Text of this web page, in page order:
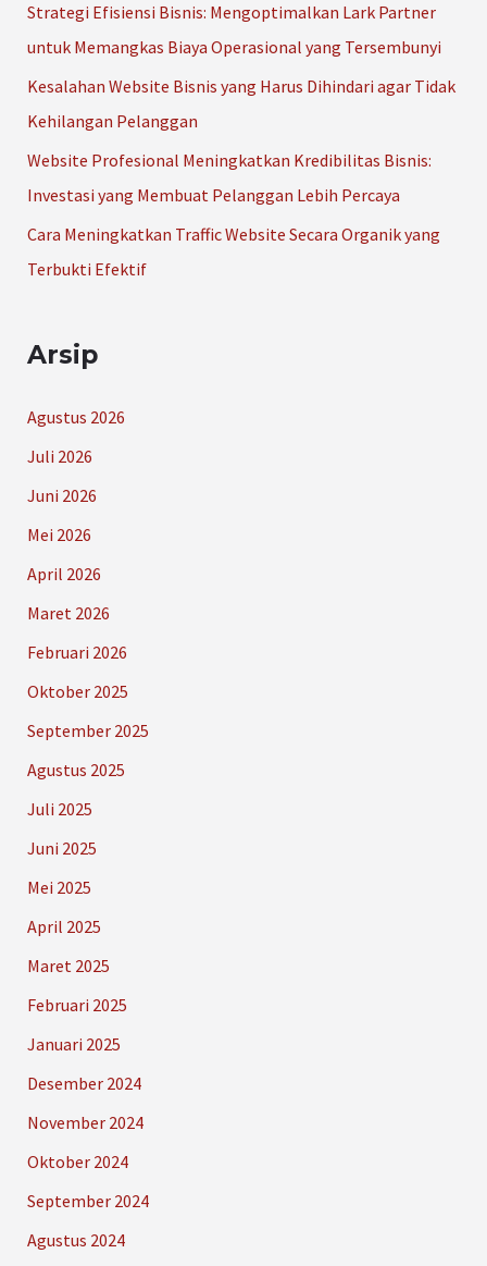
:
Strategi Efisiensi Bisnis: Mengoptimalkan Lark Partner
untuk Memangkas Biaya Operasional yang Tersembunyi
Kesalahan Website Bisnis yang Harus Dihindari agar Tidak
Kehilangan Pelanggan
Website Profesional Meningkatkan Kredibilitas Bisnis:
Investasi yang Membuat Pelanggan Lebih Percaya
Cara Meningkatkan Traffic Website Secara Organik yang
Terbukti Efektif
Arsip
Agustus 2026
Juli 2026
Juni 2026
Mei 2026
April 2026
Maret 2026
Februari 2026
Oktober 2025
September 2025
Agustus 2025
Juli 2025
Juni 2025
Mei 2025
April 2025
Maret 2025
Februari 2025
Januari 2025
Desember 2024
November 2024
Oktober 2024
September 2024
Agustus 2024